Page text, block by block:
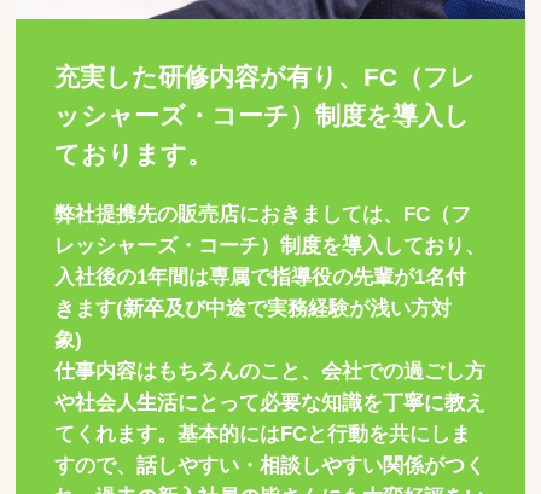
充実した研修内容が有り、FC（フレ
ッシャーズ・コーチ）制度を導入し
ております。
弊社提携先の販売店におきましては、FC（フ
レッシャーズ・コーチ）制度を導入しており、
入社後の1年間は専属で指導役の先輩が1名付
きます(新卒及び中途で実務経験が浅い方対
象)
仕事内容はもちろんのこと、会社での過ごし方
や社会人生活にとって必要な知識を丁寧に教え
てくれます。基本的にはFCと行動を共にしま
すので、話しやすい・相談しやすい関係がつく